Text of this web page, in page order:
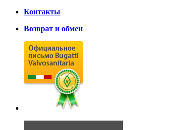
Контакты
Возврат и обмен